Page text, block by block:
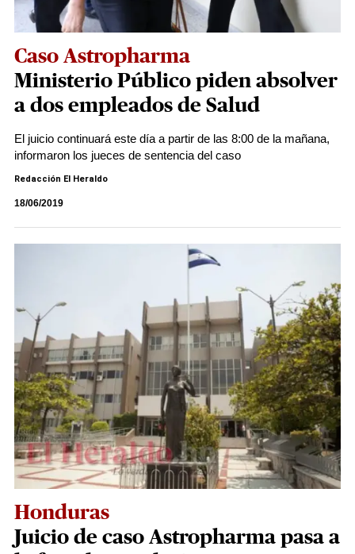
Caso Astropharma
Ministerio Público piden absolver
a dos empleados de Salud
El juicio continuará este día a partir de las 8:00 de la mañana,
informaron los jueces de sentencia del caso
Redacción El Heraldo
18/06/2019
Honduras
Juicio de caso Astropharma pasa a